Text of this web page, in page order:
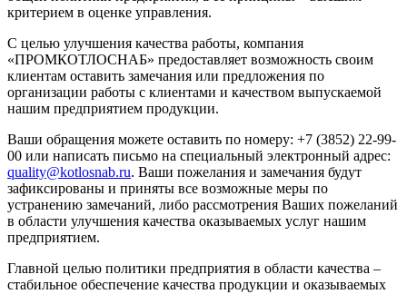
критерием в оценке управления.
С целью улучшения качества работы, компания
«ПРОМКОТЛОСНАБ» предоставляет возможность своим
клиентам оставить замечания или предложения по
организации работы с клиентами и качеством выпускаемой
нашим предприятием продукции.
Ваши обращения можете оставить по номеру: +7 (3852) 22-99-
00 или написать письмо на специальный электронный адрес:
quality@kotlosnab.ru. Ваши пожелания и замечания будут
зафиксированы и приняты все возможные меры по
устранению замечаний, либо рассмотрения Ваших пожеланий
в области улучшения качества оказываемых услуг нашим
предприятием.
Главной целью политики предприятия в области качества –
стабильное обеспечение качества продукции и оказываемых